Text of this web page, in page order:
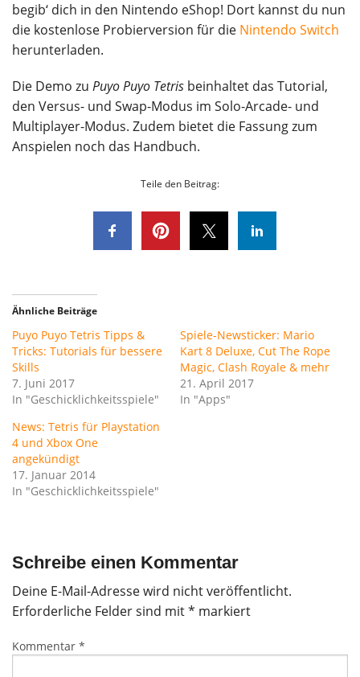
begib‘ dich in den Nintendo eShop! Dort kannst du nun
die kostenlose Probierversion für die Nintendo Switch
herunterladen.
Die Demo zu Puyo Puyo Tetris beinhaltet das Tutorial,
den Versus- und Swap-Modus im Solo-Arcade- und
Multiplayer-Modus. Zudem bietet die Fassung zum
Anspielen noch das Handbuch.
Teile den Beitrag:
Ähnliche Beiträge
Puyo Puyo Tetris Tipps &
Tricks: Tutorials für bessere
Skills
7. Juni 2017
In "Geschicklichkeitsspiele"
Spiele-Newsticker: Mario
Kart 8 Deluxe, Cut The Rope
Magic, Clash Royale & mehr
21. April 2017
In "Apps"
News: Tetris für Playstation
4 und Xbox One
angekündigt
17. Januar 2014
In "Geschicklichkeitsspiele"
Schreibe einen Kommentar
Deine E-Mail-Adresse wird nicht veröffentlicht.
Erforderliche Felder sind mit* markiert
Kommentar *